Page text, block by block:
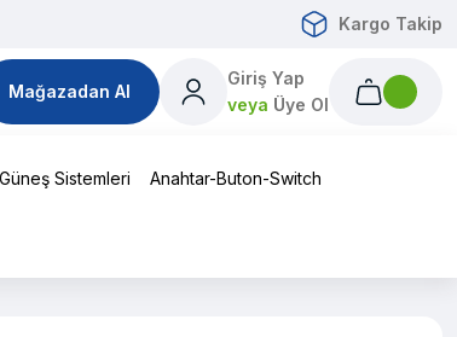
Kargo Takip
Mağazadan Al
Giriş Yap
veya Üye Ol
Güneş Sistemleri Anahtar-Buton-Switch